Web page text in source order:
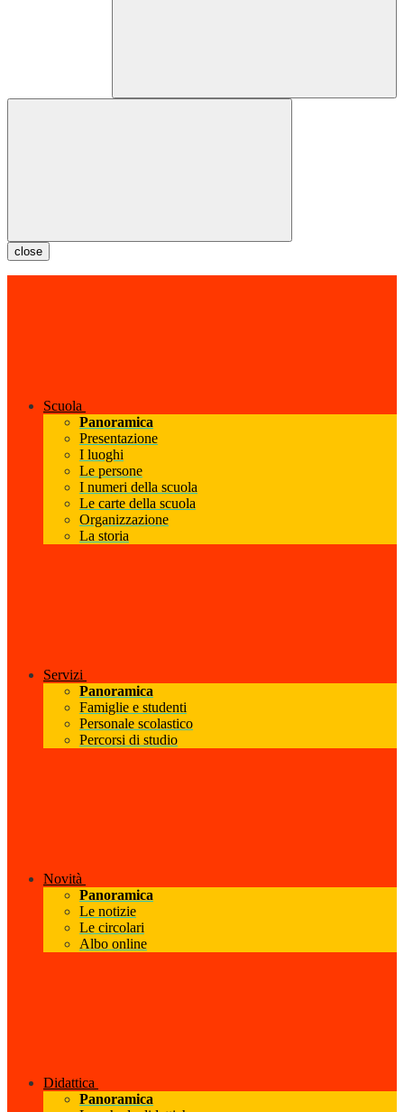
close
Scuola
Panoramica
Presentazione
I luoghi
Le persone
I numeri della scuola
Le carte della scuola
Organizzazione
La storia
Servizi
Panoramica
Famiglie e studenti
Personale scolastico
Percorsi di studio
Novità
Panoramica
Le notizie
Le circolari
Albo online
Didattica
Panoramica